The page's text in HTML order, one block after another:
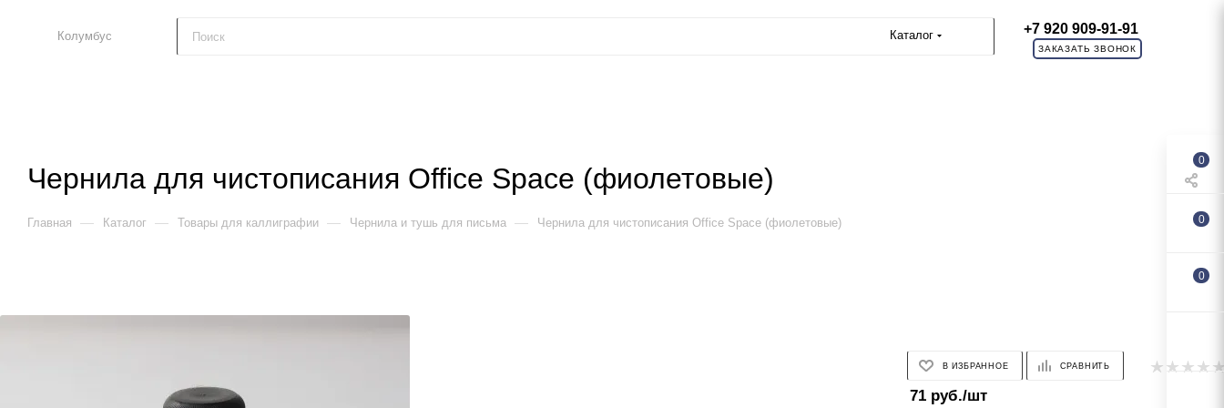
Колумбус Каталог +7 920 909-91-91
ЗАКАЗАТЬ ЗВОНОК
Чернила для чистописания Office Space (фиолетовые)
Главная — Каталог — Товары для каллиграфии — Чернила и тушь для письма — Чернила для чистописания Office Space (фиолетовые)
В ИЗБРАННОЕ СРАВНИТЬ
71руб./шт
0
0
0